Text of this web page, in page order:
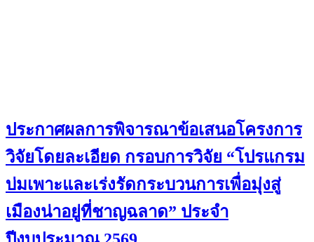
ประกาศผลการพิจารณาข้อเสนอโครงการ
วิจัยโดยละเอียด กรอบการวิจัย “โปรแกรม
บ่มเพาะและเร่งรัดกระบวนการเพื่อมุ่งสู่
เมืองน่าอยู่ที่ชาญฉลาด” ประจำ